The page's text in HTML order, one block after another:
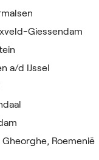
Giessendam
a/d IJssel
Roemenië